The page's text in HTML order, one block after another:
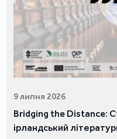
9 липня 2026
Bridging the Distance:
ірландський